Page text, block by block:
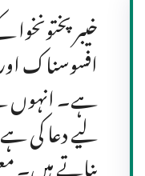
افسوسناک
ہے۔ انہوں
لیے دعا کی
بناتے ہیں۔